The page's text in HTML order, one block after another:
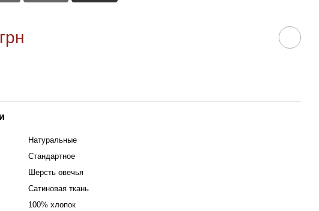
Натуральные
Стандартное
Шерсть овечья
Сатиновая ткань
100% хлопок